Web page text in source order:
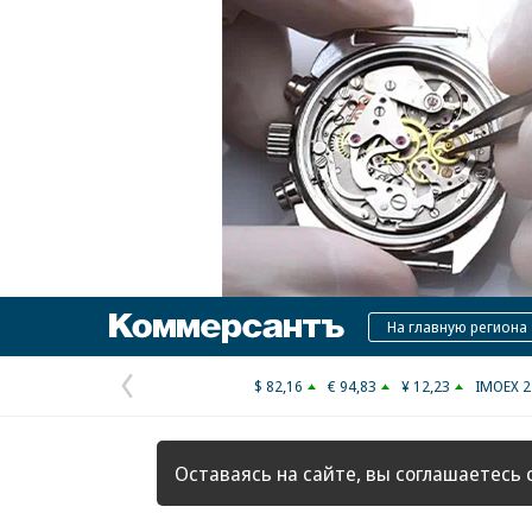
КоммерсантъНа главную региона
Предыдущая
страница
$ 82,16 € 94,83 ¥ 12,23 IMOEX
Оставаясь на сайте, вы соглашаетесь